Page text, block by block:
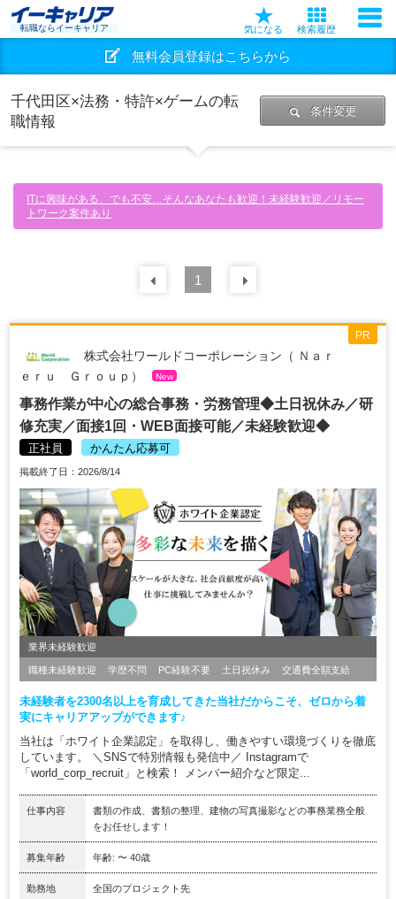
転職ならイーキャリア 気になる 検索履歴
無料会員登録はこちらから
千代田区×法務・特許×ゲームの転
職情報
条件変更
ITに興味がある、でも不安…そんなあなたも歓迎！未経験歓迎／リモー
トワーク案件あり
前の 件
1
株式会社ワールドコーポレーション（ Ｎａｒ
ｅｒｕ Ｇｒｏｕｐ）
New
事務作業が中心の総合事務・労務管理◆土日祝休み／研
修充実／面接1回・WEB面接可能／未経験歓迎◆
正社員 かんたん応募可
掲載終了日：2026/8/14
業界未経験歓迎
職種未経験歓迎 学歴不問 PC経験不要 土日祝休み 交通費全額支給
未経験者を2300名以上を育成してきた当社だからこそ、ゼロから着
実にキャリアアップができます♪
当社は「ホワイト企業認定」を取得し、働きやすい環境づくりを徹底
しています。 ＼SNSで特別情報も発信中／ Instagramで
「world_corp_recruit」と検索！ メンバー紹介など限定...
仕事内容
書類の作成、書類の整理、建物の写真撮影などの事務業務全般
をお任せします！
募集年齢 年齢: 〜 40歳
勤務地 全国のプロジェクト先
PR